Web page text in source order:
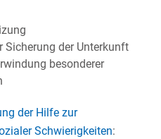
der Unterkunft
besonderer
der Hilfe zur
Schwierigkeiten: